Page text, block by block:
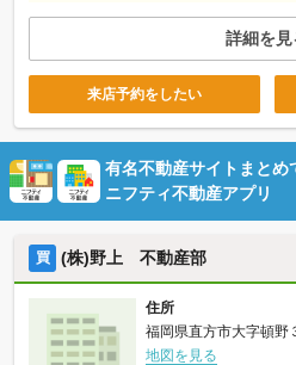
詳細を見
来店予約をしたい
有名不動産サイトまとめ
ニフティ不動産アプリ
買 (株)野上 不動産部
住所
福岡県直方市大字頓野
地図を見る